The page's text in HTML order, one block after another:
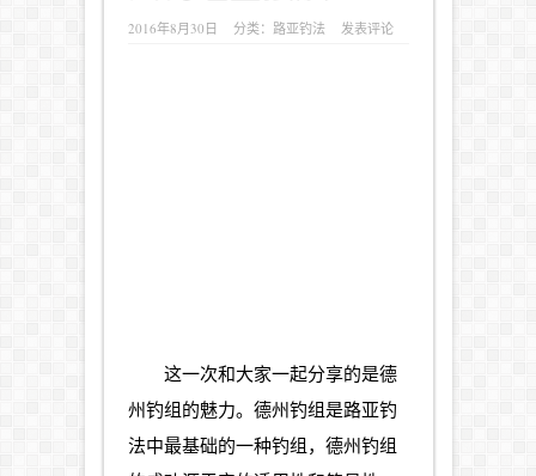
2016年8月30日 分类： 路亚钓法 发表评论
这一次和大家一起分享的是德
州钓组的魅力。德州钓组是路亚钓
法中最基础的一种钓组，德州钓组